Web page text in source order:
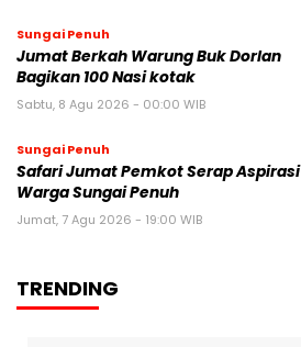
Sungai Penuh
Jumat Berkah Warung Buk Dorlan
Bagikan 100 Nasi kotak
Sabtu, 8 Agu 2026 - 00:00 WIB
Sungai Penuh
Safari Jumat Pemkot Serap Aspirasi
Warga Sungai Penuh
Jumat, 7 Agu 2026 - 19:00 WIB
TRENDING